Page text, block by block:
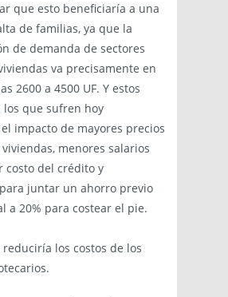
que esto beneficiaría a una
de familias, ya que la
de demanda de sectores
va precisamente en
2600 a 4500 UF. Y estos
los que sufren hoy
impacto de mayores precios
menores salarios
costo del crédito y
juntar un ahorro previo
a 20% para costear el pie.
reduciría los costos de los